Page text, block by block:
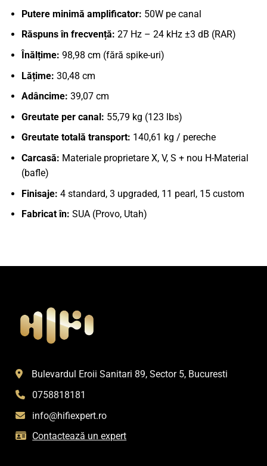
Putere minimă amplificator: 50W pe canal
Răspuns în frecvență: 27 Hz – 24 kHz ±3 dB (RAR)
Înălțime: 98,98 cm (fără spike-uri)
Lățime: 30,48 cm
Adâncime: 39,07 cm
Greutate per canal: 55,79 kg (123 lbs)
Greutate totală transport: 140,61 kg / pereche
Carcasă: Materiale proprietare X, V, S + nou H-Material
(bafle)
Finisaje: 4 standard, 3 upgraded, 11 pearl, 15 custom
Fabricat în: SUA (Provo, Utah)
Bulevardul Eroii Sanitari 89, Sector 5, Bucuresti
0758818181
info@hifiexpert.ro
Contactează un expert